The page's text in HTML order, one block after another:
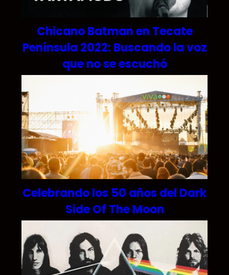
Chicano Batman en Tecate
Península 2022: Buscando la voz
que no se escuchó
Celebrando los 50 años del Dark
Side Of The Moon